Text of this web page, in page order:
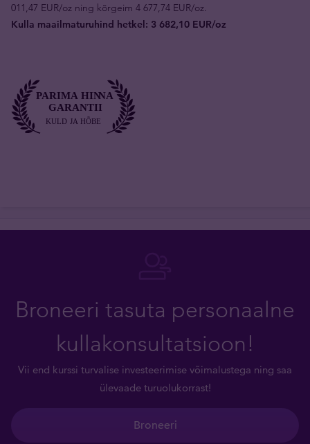
011,47 EUR/oz ning kõrgeim 4 677,74 EUR/oz.
Kulla maailmaturuhind hetkel: 3 682,10 EUR/oz
Broneeri tasuta personaalne
kullakonsultatsioon!
Vii end kurssi turvalise investeerimise võimalustega ning saa
ülevaade turuolukorrast!
Broneeri